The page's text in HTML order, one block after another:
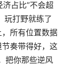
占比”不会超
玩打野就练了
所有位置数据
奏带得好，这
把你那些逆风